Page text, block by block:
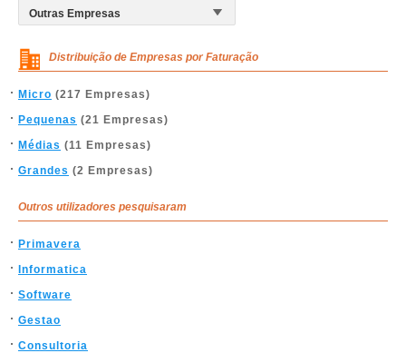
Distribuição de Empresas por Faturação
Micro (217 Empresas)
Pequenas (21 Empresas)
Médias (11 Empresas)
Grandes (2 Empresas)
Outros utilizadores pesquisaram
Primavera
Informatica
Software
Gestao
Consultoria